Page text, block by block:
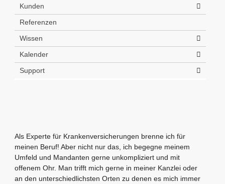
Kunden
Referenzen
Wissen
Kalender
Support
Als Experte für Krankenversicherungen brenne ich für
meinen Beruf! Aber nicht nur das, ich begegne meinem
Umfeld und Mandanten gerne unkompliziert und mit
offenem Ohr. Man trifft mich gerne in meiner Kanzlei oder
an den unterschiedlichsten Orten zu denen es mich immer